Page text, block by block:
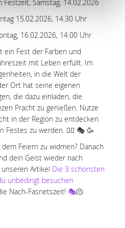
Festzelt, Samstag, 14.02.2026
15.02.2026, 14.30 Uhr
16.02.2026, 14.00 Uhr
ein Fest der Farben und
mit Leben erfüllt. Im
in die Welt der
Ort hat seine eigenen
die dazu einladen, die
Pracht zu genießen. Nutze
in der Region zu entdecken
Festes zu werden. 🤹‍♀️ 🎭 🥳
Feiern zu widmen? Danach
dein Geist wieder nach
Artikel Die 3 schönsten
unbedingt besuchen
Nach-Fasnetszeit! 🎭🫠